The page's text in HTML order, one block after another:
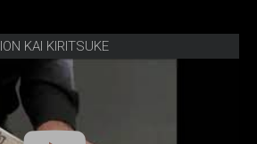
KAI KIRITSUKE